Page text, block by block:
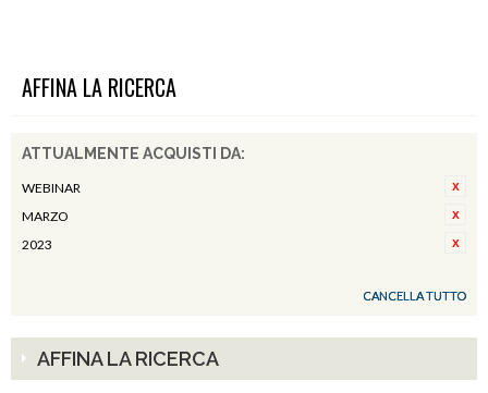
AFFINA LA RICERCA
ATTUALMENTE ACQUISTI DA:
WEBINAR
MARZO
2023
CANCELLA TUTTO
AFFINA LA RICERCA